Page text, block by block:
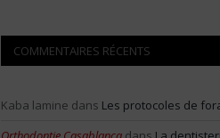
COMMENTAIRES RÉCENTS
Kaba lamine dans Les protocoles de